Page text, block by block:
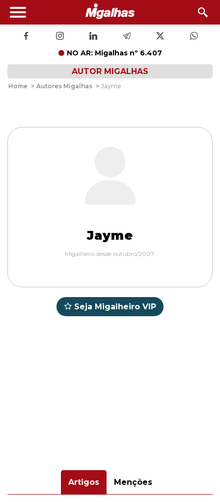
NO AR: Migalhas nº 6.407
AUTOR MIGALHAS
Home > Autores Migalhas > Jayme
Jayme
Migalheiro desde outubro/2007.
Seja Migalheiro VIP
Artigos Menções